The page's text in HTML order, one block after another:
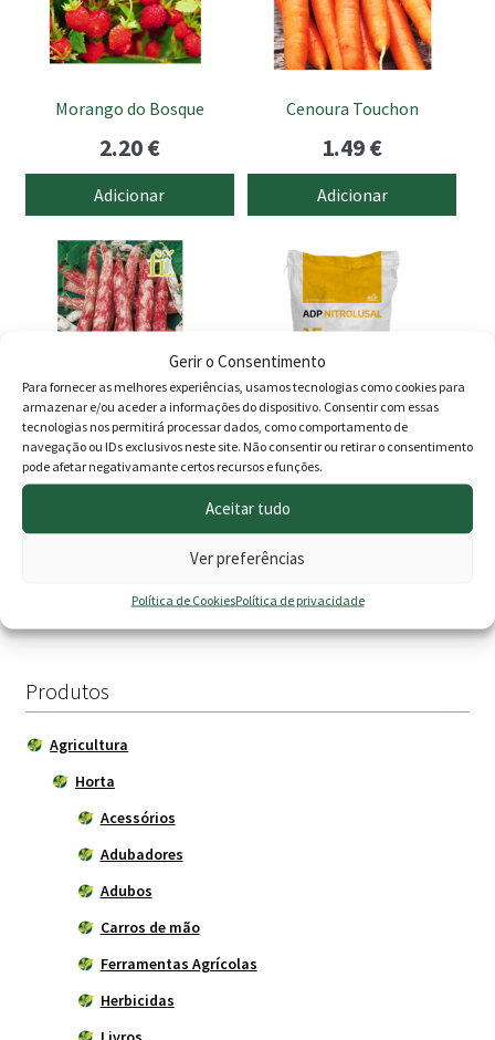
Gerir o Consentimento
Para fornecer as melhores experiências, usamos tecnologias como cookies para
armazenar e/ou aceder a informações do dispositivo. Consentir com essas
tecnologias nos permitirá processar dados, como comportamento de
navegação ou IDs exclusivos neste site. Não consentir ou retirar o consentimento
pode afetar negativamante certos recursos e funções.
Aceitar tudo
Ver preferências
Política de CookiesPolítica de privacidade
Morango do Bosque
2.20€
Adicionar
Cenoura Touchon
1.49€
Adicionar
Feijão Borlotto Língua de
2.80€
Adicionar
Nitrolusal 15
5.90€–14.95€Price
product
multiple
variants.
The
options
may
be
the
page
Produtos
Agricultura
Horta
Acessórios
Adubadores
Adubos
Carros de mão
Ferramentas Agrícolas
Herbicidas